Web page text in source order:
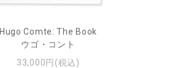
Hugo Comte: The Book
ウゴ・コント
33,000円(税込)